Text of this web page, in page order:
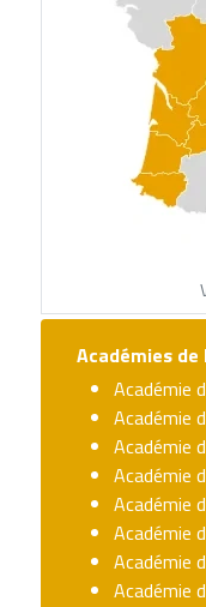
Académies de
Académie
Académie
Académie
Académie
Académie
Académie
Académie
Académie